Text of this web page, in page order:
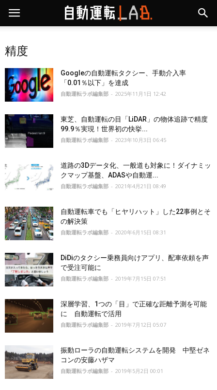
精度
Googleの自動運転タクシー、手動介入率
「0.01％以下」を達成
自動運転ラボ編集部 - 2025年11月1日 12:42
東芝、自動運転の目「LiDAR」の物体追跡で精度
99.9％実現！世界初の快挙...
自動運転ラボ編集部 - 2023年10月3日 06:45
道路の3Dデータ化、一般道も対象に！ダイナミッ
クマップ基盤、ADASや自動運...
自動運転ラボ編集部 - 2021年4月21日 08:49
自動運転車でも「ヒヤリハット」した22事例とそ
の解決策
自動運転ラボ編集部 - 2020年6月15日 08:31
DiDiのタクシー乗務員向けアプリ、配車依頼を声
で受注可能に
自動運転ラボ編集部 - 2019年7月15日 07:51
深層学習、1つの「目」で正確な距離予測を可能
に 自動運転で活用
自動運転ラボ編集部 - 2019年7月12日 05:07
振動ローラの自動運転システムを開発 中堅ゼネ
コンの安藤ハザマ
自動運転ラボ編集部 - 2019年5月2日 00:01